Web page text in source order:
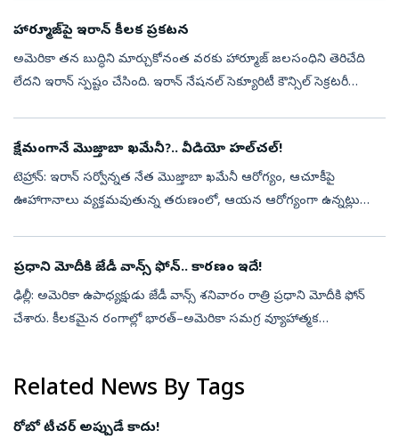
హార్మూజ్‌పై ఇరాన్‌ కీలక ప్రకటన
అమెరికా తన బుద్ధిని మార్చుకోనంత వరకు హార్మూజ్‌ జలసంధిని తెరిచేది
లేదని ఇరాన్‌ స్పష్టం చేసింది. ఇరాన్‌ నేషనల్‌ సెక్యూరిటీ కౌన్సిల్‌ సెక్రటరీ
క్షేమంగానే మొజ్తాబా ఖమేనీ?.. వీడియో హల్‌చల్‌!
టెహ్రాన్‌: ఇరాన్ సర్వోన్నత నేత మొజ్తాబా ఖమేనీ ఆరోగ్యం, ఆచూకీపై
ఊహాగానాలు వ్యక్తమవుతున్న తరుణంలో, ఆయన ఆరోగ్యంగా ఉన్నట్లు
ప్రధాని మోదీకి జేడీ వాన్స్‌ ఫోన్‌.. కారణం​ ఇదే!
ఢిల్లీ: అమెరికా ఉపాధ్యక్షుడు జేడీ వాన్స్‌ శనివారం రాత్రి ప్రధాని మోదీకి ఫోన్‌
చేశారు. కీలకమైన రంగాల్లో భారత్‌–అమెరికా సమగ్ర వ్యూహాత్మక
Related News By Tags
రోబో టీచర్‌ అప్పుడే కాదు!